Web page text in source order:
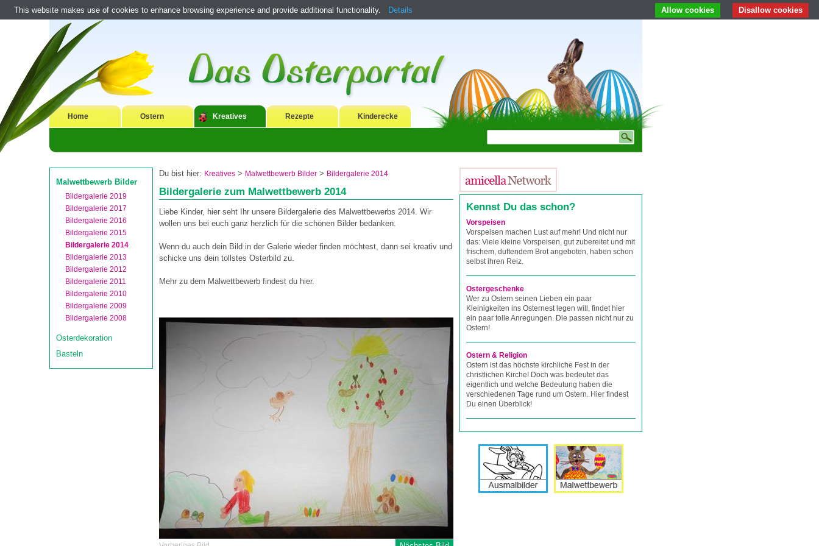
Home Ostern Kreatives Rezepte Kinderecke
Malwettbewerb Bilder
Bildergalerie 2019
Bildergalerie 2017
Bildergalerie 2016
Bildergalerie 2015
Bildergalerie 2014
Bildergalerie 2013
Bildergalerie 2012
Bildergalerie 2011
Bildergalerie 2010
Bildergalerie 2009
Bildergalerie 2008
Osterdekoration
Basteln
Du bist hier: Kreatives > Malwettbewerb Bilder > Bildergalerie 2014
Bildergalerie zum Malwettbewerb 2014
Liebe Kinder, hier seht Ihr unsere Bildergalerie des Malwettbewerbs 2014. Wir
wollen uns bei euch ganz herzlich für die schönen Bilder bedanken.
Wenn du auch dein Bild in der Galerie wieder finden möchtest, dann sei kreativ und
schicke uns dein tollstes Osterbild zu.
Mehr zu dem Malwettbewerb findest du hier.
Kennst Du das schon?
Vorspeisen
Vorspeisen machen Lust auf mehr! Und nicht nur
das: Viele kleine Vorspeisen, gut zubereitet und mit
frischem, duftendem Brot angeboten, haben schon
selbst ihren Reiz.
Ostergeschenke
Wer zu Ostern seinen Lieben ein paar
Kleinigkeiten ins Osternest legen will, findet hier
ein paar tolle Anregungen. Die passen nicht nur zu
Ostern!
Ostern & Religion
Ostern ist das höchste kirchliche Fest in der
christlichen Kirche! Doch was bedeutet das
eigentlich und welche Bedeutung haben die
verschiedenen Tage rund um Ostern. Hier findest
Du einen Überblick!
This website makes use of cookies to enhance browsing experience and provide additional functionality. Details Disallow cookies
Allow cookies